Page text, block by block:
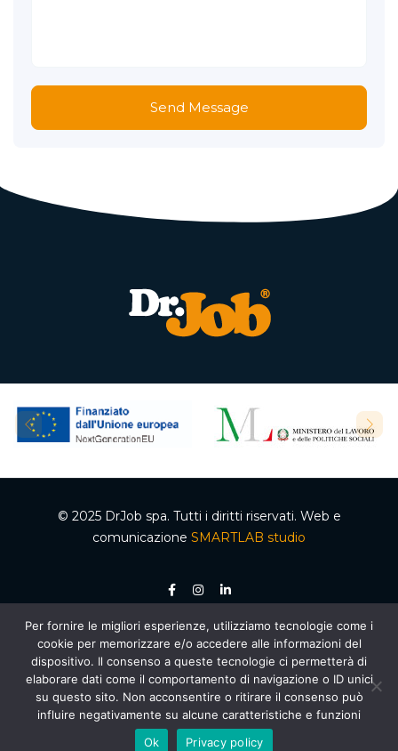
Send Message
© 2025 DrJob spa. Tutti i diritti riservati. Web e
comunicazione SMARTLAB studio
P.IVA 04502150610 – Codice REA 332192 – Capitale sociale €50.000,00 i.v.
Ente accreditato dalla Regione Campania per le attività di formazione e
orientamento, decreto n. 2 del 05.012020, cod. organismo 03200/12/20. Agenzia per il
lavoro autorizzata dal Ministero del Lavoro e delle Politiche Sociali – Sezione 4
(Ricerca e selezione del personale) – AUT. MIN. PROT. R.0000159.30.11.2020 – Piano
Nazionale di Ripresa e Resilienza (PNRR)
, Missione 5 “Inclusione e coesione”,
Componente 1 “Politiche per il Lavoro”, Riforma 1.1 “Politiche Attive del Lavoro e
Formazione”, finanziato dall’Unione Europea – Next Generation EU
Per fornire le migliori esperienze, utilizziamo tecnologie come i
cookie per memorizzare e/o accedere alle informazioni del
dispositivo. Il consenso a queste tecnologie ci permetterà di
elaborare dati come il comportamento di navigazione o ID unici
su questo sito. Non acconsentire o ritirare il consenso può
influire negativamente su alcune caratteristiche e funzioni
Ok
Privacy policy